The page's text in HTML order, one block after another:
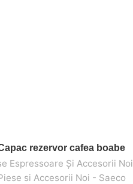
ADAUGĂ ÎN COȘ
rezervor cafea boabe
Espressoare Și Accesorii Noi
si Accesorii Noi - Saeco